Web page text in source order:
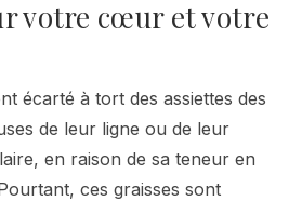
votre cœur et votre
écarté à tort des assiettes des
de leur ligne ou de leur
en raison de sa teneur en
ces graisses sont